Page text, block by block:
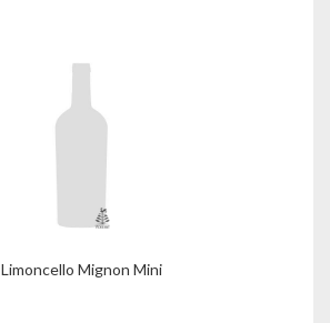
Limoncello Mignon Mini